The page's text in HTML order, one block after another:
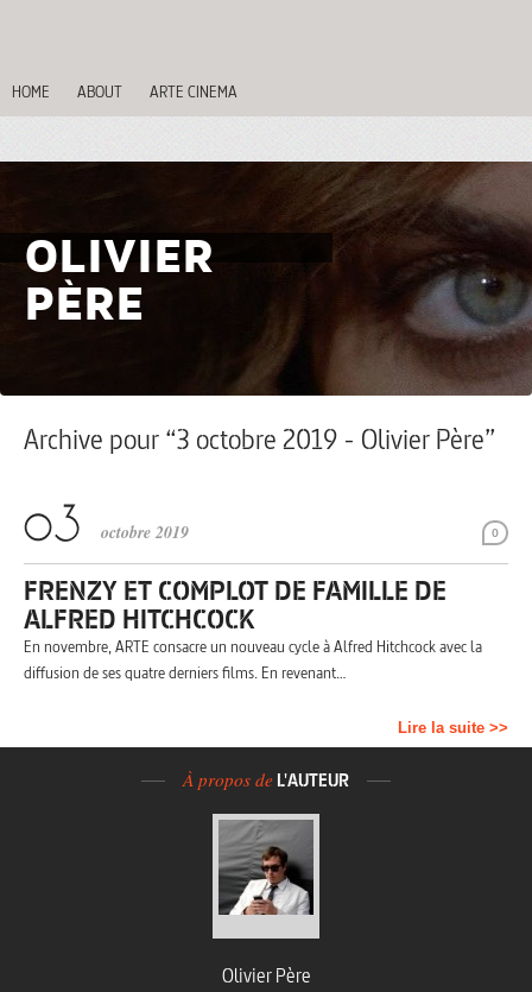
HOME ABOUT ARTE CINEMA
OLIVIER
PÈRE
Archive pour “3 octobre 2019 - Olivier Père”
0
octobre 2019
FRENZY ET COMPLOT DE FAMILLE DE
ALFRED HITCHCOCK
En novembre, ARTE consacre un nouveau cycle à Alfred Hitchcock avec la
diffusion de ses quatre derniers films. En revenant…
Lire la suite >>
À propos de L'AUTEUR
Olivier Père